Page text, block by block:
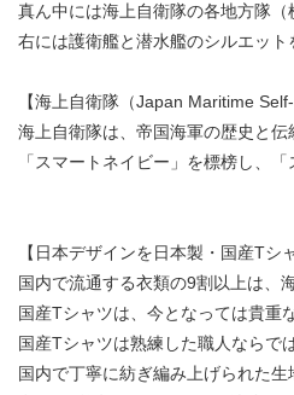
真ん中には海上自衛隊の各地方隊
右には護衛艦と潜水艦のシルエット
【海上自衛隊（Japan Maritime
海上自衛隊は、帝国海軍の歴史と伝
「スマートネイビー」を標榜し、
【日本デザインを日本製・国産Tシ
国内で流通する衣類の9割以上は、
国産Tシャツは、今となっては貴重
国産Tシャツは熟練した職人ならで
国内で丁寧に紡ぎ編み上げられた